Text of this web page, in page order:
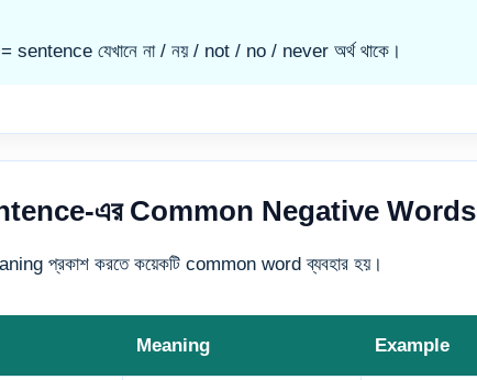
যেখানে না / নয় / not / no / never অর্থ থাকে।
এর Common Negative Words
প্রকাশ করতে কয়েকটি common word ব্যবহার হয়।
Meaning Example